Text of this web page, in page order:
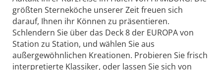
größten Sterneköche unserer Zeit freuen sich
darauf, Ihnen ihr Können zu präsentieren.
Schlendern Sie über das Deck 8 der EUROPA von
Station zu Station, und wählen Sie aus
außergewöhnlichen Kreationen. Probieren Sie frisch
interpretierte Klassiker, oder lassen Sie sich von